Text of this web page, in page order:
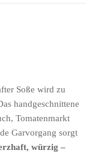
Soße wird zu
handgeschnittene
Tomatenmarkt
Garvorgang sorgt
würzig –